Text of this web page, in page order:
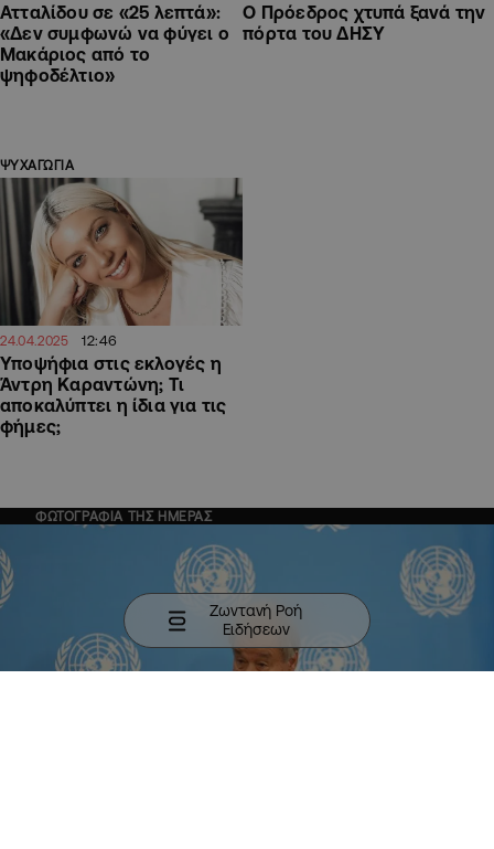
Ατταλίδου σε «25 λεπτά»:
«Δεν συμφωνώ να φύγει ο
Μακάριος από το
ψηφοδέλτιο»
Ο Πρόεδρος χτυπά ξανά την
πόρτα του ΔΗΣΥ
ΨΥΧΑΓΩΓΙΑ
24.04.2025 12:46
Υποψήφια στις εκλογές η
Άντρη Καραντώνη; Τι
αποκαλύπτει η ίδια για τις
φήμες;
ΦΩΤΟΓΡΑΦΙΑ ΤΗΣ ΗΜΕΡΑΣ
Ζωντανή Ροή
Ειδήσεων